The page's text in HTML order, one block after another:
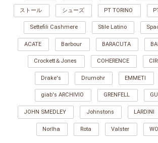
ストール シューズ PT TORINO
Settefili Cashmere Stile Latino
ACATE Barbour BARACUTA
Crockett＆Jones COHERENCE
Drake's Drumohr EMMETI
giab's ARCHIVIO GRENFELL
JOHN SMEDLEY Johnstons LARDINI
Norlha Rota Valster